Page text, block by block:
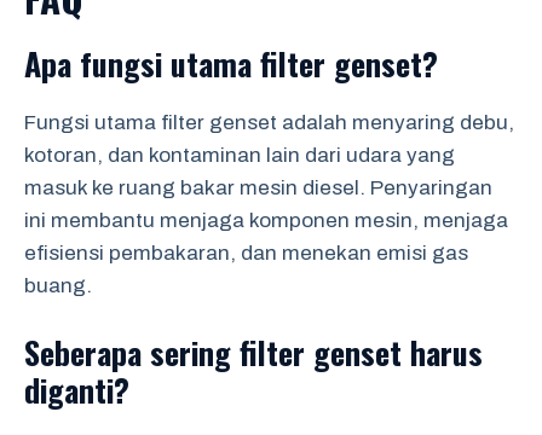
Apa fungsi utama filter genset?
Fungsi utama filter genset adalah menyaring debu,
kotoran, dan kontaminan lain dari udara yang
masuk ke ruang bakar mesin diesel. Penyaringan
ini membantu menjaga komponen mesin, menjaga
efisiensi pembakaran, dan menekan emisi gas
buang.
Seberapa sering filter genset harus
diganti?